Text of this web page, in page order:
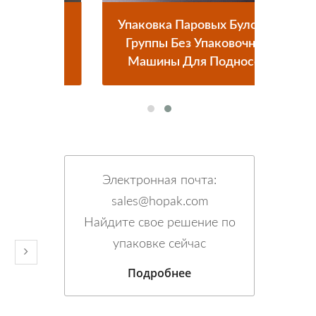
Упаковка Паровых Булочек
Группы Без Упаковочной
Машины Для Подносов
Электронная почта:
sales@hopak.com
Найдите свое решение по
упаковке сейчас
Подробнее